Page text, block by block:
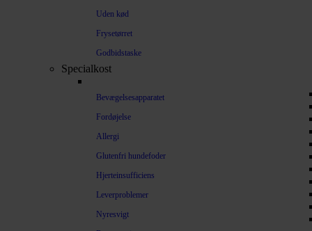
Uden kød
Frysetørret
Godbidstaske
Specialkost
Bevægelsesapparatet
Fordøjelse
Allergi
Glutenfri hundefoder
Hjerteinsufficiens
Leverproblemer
Nyresvigt